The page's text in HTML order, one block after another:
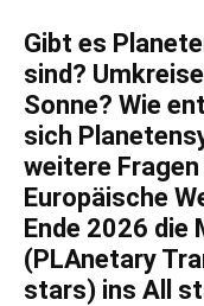
Gibt es
sind?
Sonne? Wie
sich
weitere
Europäische
Ende 2026 die
(PLAnetary
stars) ins All